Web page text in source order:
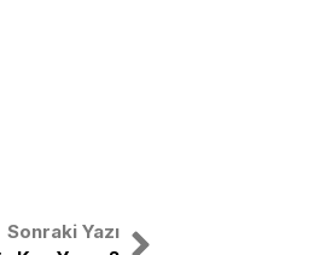
Sonraki Yazı